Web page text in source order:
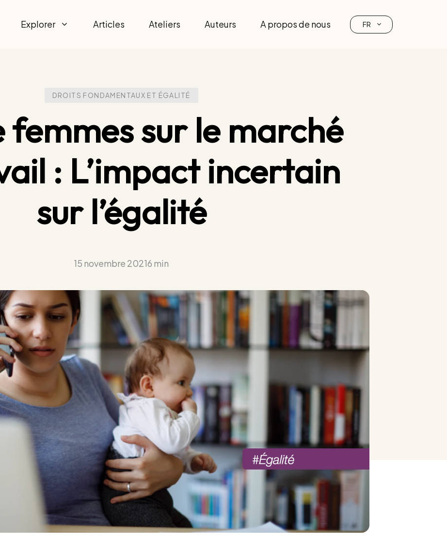
Explorer Articles Ateliers Auteurs A propos de nous FR
DROITS FONDAMENTAUX ET ÉGALITÉ
femmes sur le marché
: L’impact incertain
sur l’égalité
15 novembre 20216 min